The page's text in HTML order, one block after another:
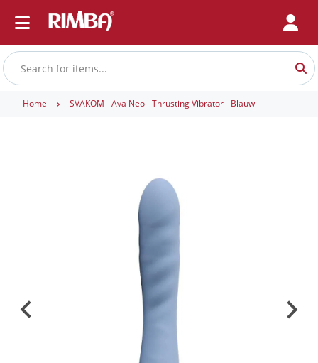
Home SVAKOM - Ava Neo - Thrusting Vibrator - Blauw